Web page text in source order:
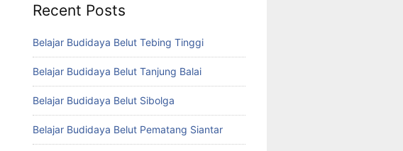
Recent Posts
Belajar Budidaya Belut Tebing Tinggi
Belajar Budidaya Belut Tanjung Balai
Belajar Budidaya Belut Sibolga
Belajar Budidaya Belut Pematang Siantar